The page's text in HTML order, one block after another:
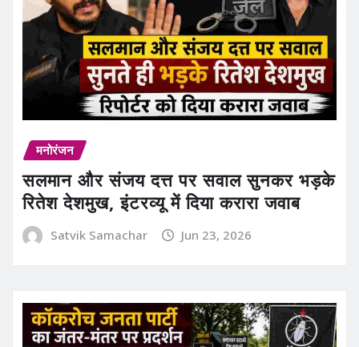
मनोरंजन
सलमान और संजय दत्त पर सवाल सुनकर भड़के
रितेश देशमुख, इंटरव्यू में दिया करारा जवाब
Satvik Samachar Jun 23, 2026